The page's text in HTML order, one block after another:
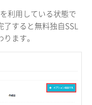
利用している状態で
すると無料独自SSL
ます。